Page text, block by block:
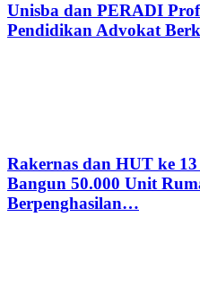
Unisba dan PERADI
Pendidikan Advokat
Rakernas dan HUT ke
Bangun 50.000 Unit
Berpenghasilan…